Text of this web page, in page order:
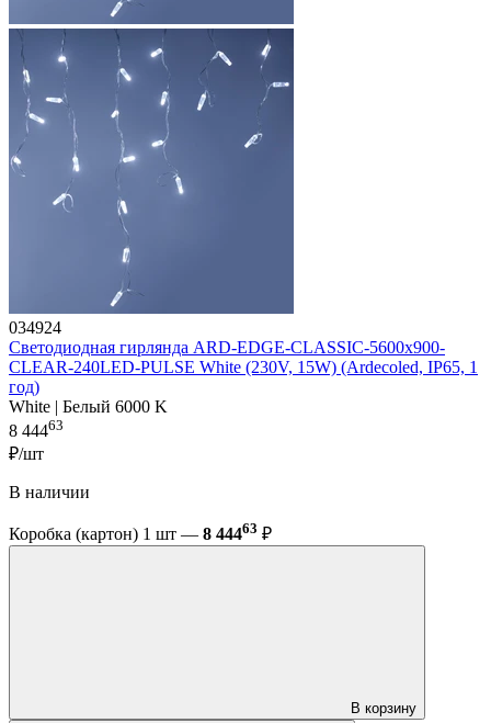
034924
Светодиодная гирлянда ARD-EDGE-CLASSIC-5600x900-
CLEAR-240LED-PULSE White (230V, 15W) (Ardecoled, IP65, 1
год)
White | Белый 6000 K
8 44463
₽/шт
В наличии
Коробка (картон) 1 шт — 8 44463 ₽
В корзину